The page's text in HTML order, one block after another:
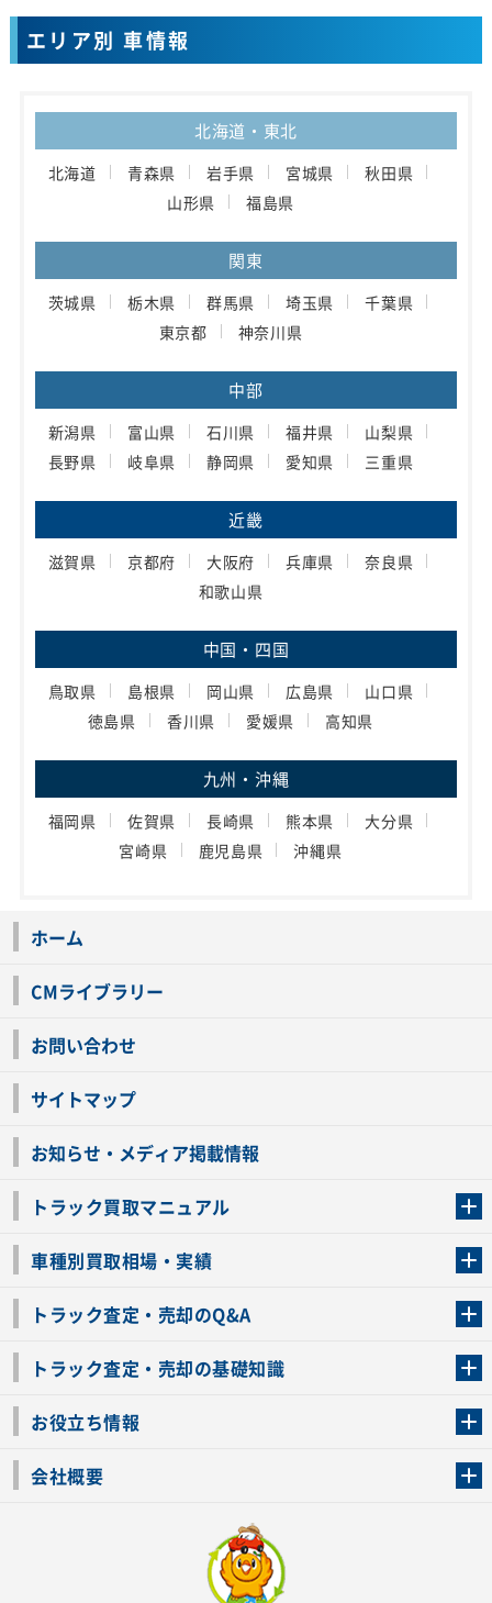
エリア別 車情報
北海道・東北
北海道 青森県 岩手県 宮城県
秋田県
山形県
福島県
関東
茨城県 栃木県 群馬県 埼玉県
千葉県
東京都
神奈川県
中部
新潟県 富山県 石川県 福井県
山梨県
長野県
岐阜県 静岡県 愛知県 三重県
近畿
滋賀県 京都府 大阪府 兵庫県
奈良県
和歌山県
中国・四国
鳥取県 島根県 岡山県 広島県
山口県
徳島県
香川県 愛媛県 高知県
九州・沖縄
福岡県 佐賀県 長崎県 熊本県
大分県
宮崎県
鹿児島県 沖縄県
ホーム
CMライブラリー
お問い合わせ
サイトマップ
お知らせ・メディア掲載情報
トラック買取マニュアル
車種別買取相場・実績
トラック査定・売却のQ&A
トラック査定・売却の基礎知識
お役立ち情報
会社概要